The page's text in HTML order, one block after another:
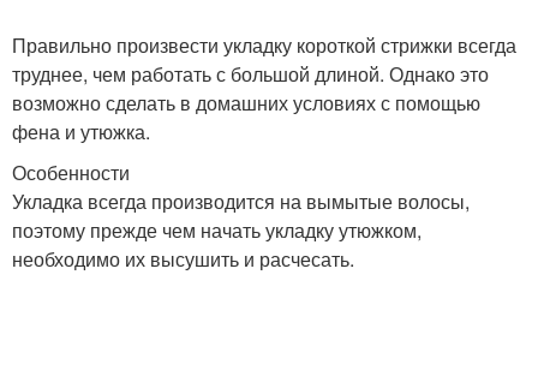
Правильно произвести укладку короткой стрижки всегда
труднее, чем работать с большой длиной. Однако это
возможно сделать в домашних условиях с помощью
фена и утюжка.
Особенности
Укладка всегда производится на вымытые волосы,
поэтому прежде чем начать укладку утюжком,
необходимо их высушить и расчесать.